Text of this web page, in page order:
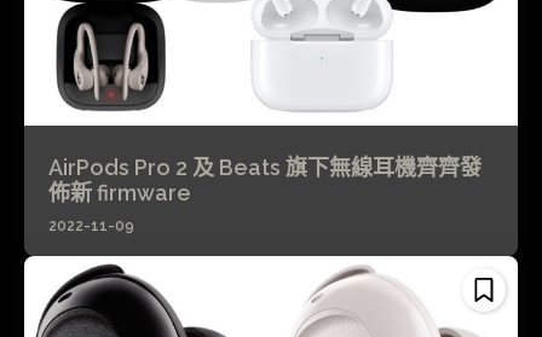
AirPods Pro 2 及 Beats 旗下無線耳機齊齊發
佈新 firmware
2022-11-09